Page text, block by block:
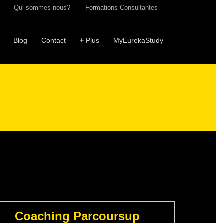
Qui-sommes-nous? Formations Consultantes
Blog Contact + Plus MyEurekaStudy
Coaching Parcoursup